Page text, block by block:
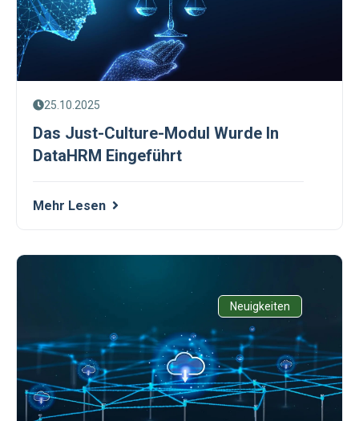
25.10.2025
Das Just-Culture-Modul Wurde In
DataHRM Eingeführt
Mehr Lesen
Neuigkeiten